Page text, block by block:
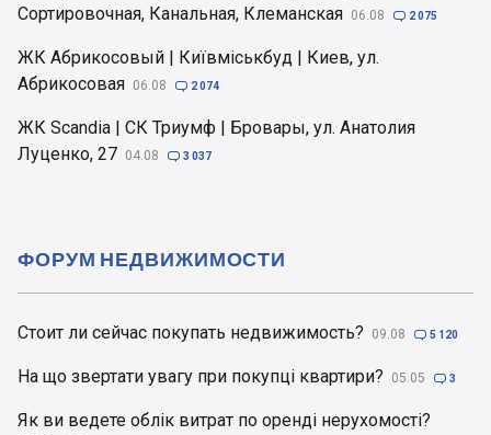
Сортировочная, Канальная, Клеманская 06.08  2 075
ЖК Абрикосовый | Київміськбуд | Киев, ул.
Абрикосовая 06.08  2 074
ЖК Scandia | СК Триумф | Бровары, ул. Анатолия
Луценко, 27 04.08  3 037
Стоит ли сейчас покупать недвижимость? 09.08  5 120
На що звертати увагу при покупці квартири? 05.05  3
Як ви ведете облік витрат по оренді нерухомості?
ФОРУМ НЕДВИЖИМОСТИ